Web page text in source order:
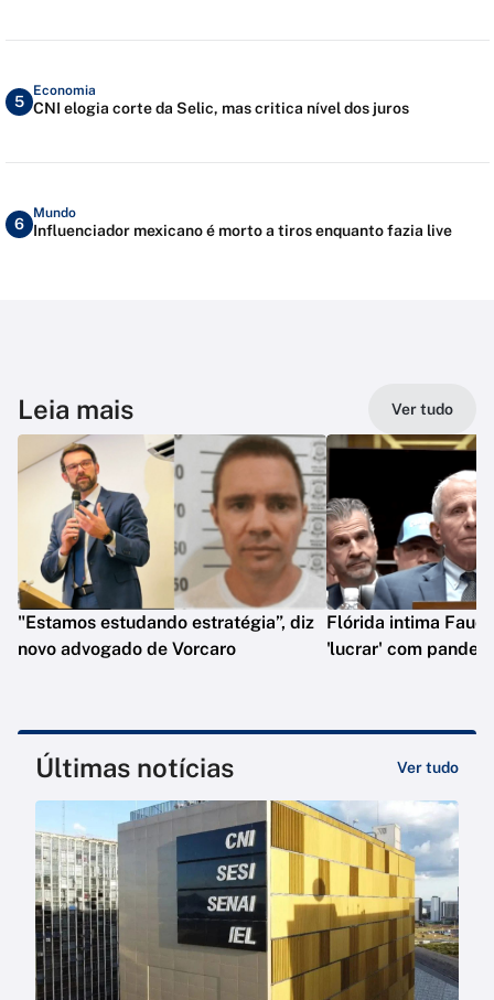
5
Economia
CNI elogia corte da Selic, mas critica nível dos juros
6
Mundo
Influenciador mexicano é morto a tiros enquanto fazia live
Leia mais Ver tudo
"Estamos estudando estratégia”, diz
novo advogado de Vorcaro
Flórida intima
'lucrar' com
Últimas notícias Ver tudo